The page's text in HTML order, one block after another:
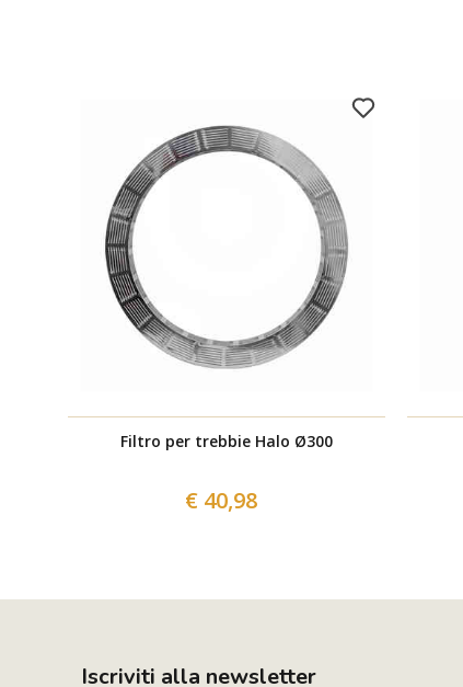
Filtro per trebbie Halo Ø300
€ 40,98
Iscriviti alla newsletter